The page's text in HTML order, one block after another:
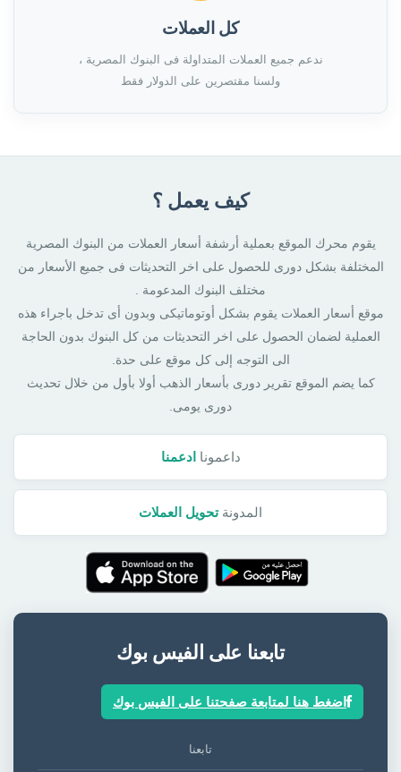
كل العملات
ندعم جميع العملات المتداولة فى البنوك المصرية ،
ولسنا مقتصرين على الدولار فقط
كيف يعمل ؟
يقوم محرك الموقع بعملية أرشفة أسعار العملات من البنوك المصرية
المختلفة بشكل دورى للحصول على اخر التحديثات فى جميع الأسعار من
مختلف البنوك المدعومة .
موقع أسعار العملات يقوم بشكل أوتوماتيكى وبدون أى تدخل باجراء هذه
العملية لضمان الحصول على اخر التحديثات من كل البنوك بدون الحاجة
الى التوجه إلى كل موقع على حدة.
كما يضم الموقع تقرير دورى بأسعار الذهب أولا بأول من خلال تحديث
دورى يومى.
داعمونا ادعمنا
المدونةتحويل العملات
تابعنا على الفيس بوك
اضغط هنا لمتابعة صفحتنا على الفيس بوك
تابعنا